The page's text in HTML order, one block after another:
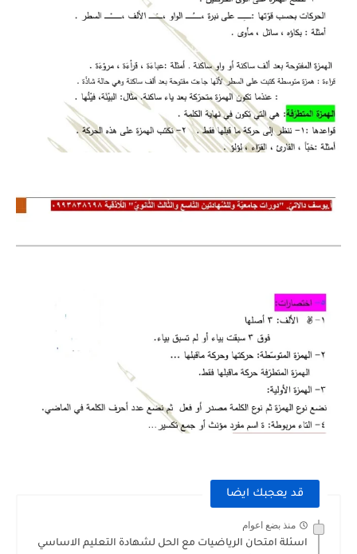
قد يعجبك ايضا
منذ بضع اعوام
اسئلة امتحان الرياضيات مع الحل لشهادة التعليم الاساسي